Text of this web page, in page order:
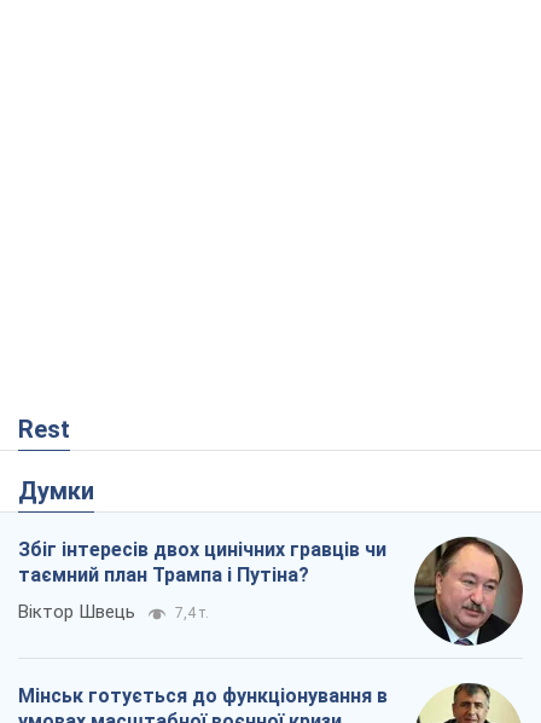
Rest
Думки
Збіг інтересів двох цинічних гравців чи
таємний план Трампа і Путіна?
Віктор Швець 7,4 т.
Мінськ готується до функціонування в